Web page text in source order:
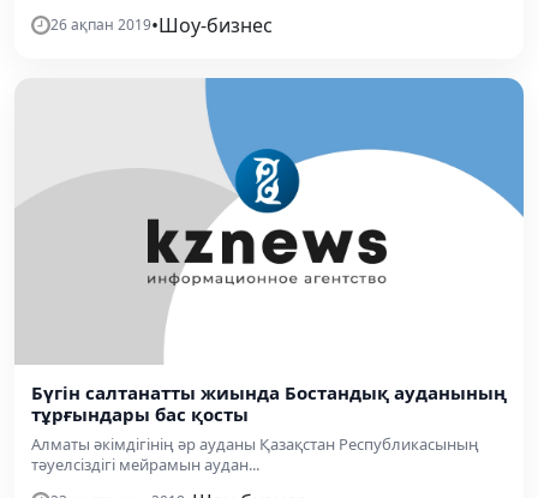
26 ақпан 2019•Шоу-бизнес
Бүгін салтанатты жиында Бостандық ауданының
тұрғындары бас қосты
Алматы әкімдігінің әр ауданы Қазақстан Республикасының
тәуелсіздігі мейрамын аудан...